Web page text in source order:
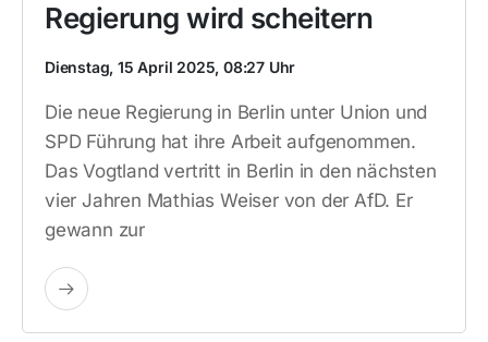
Regierung wird scheitern
Dienstag, 15 April 2025, 08:27 Uhr
Die neue Regierung in Berlin unter Union und
SPD Führung hat ihre Arbeit aufgenommen.
Das Vogtland vertritt in Berlin in den nächsten
vier Jahren Mathias Weiser von der AfD. Er
gewann zur